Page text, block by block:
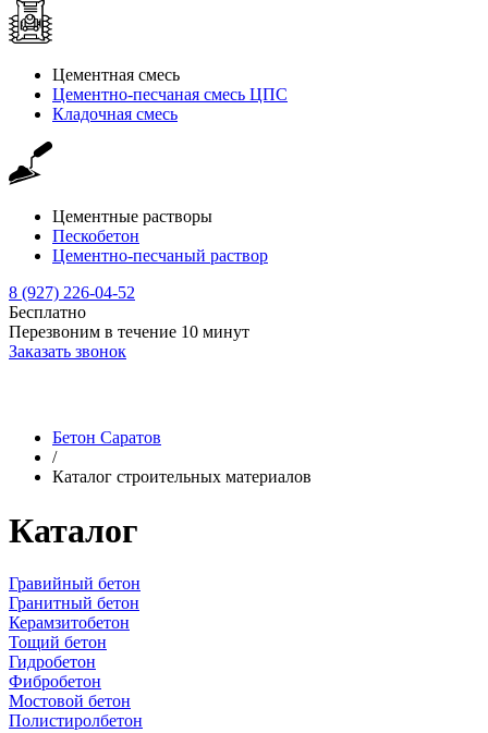
Цементная смесь
Цементно-песчаная смесь ЦПС
Кладочная смесь
Цементные растворы
Пескобетон
Цементно-песчаный раствор
8 (927) 226-04-52
Бесплатно
Перезвоним в течение 10 минут
Заказать звонок
Бетон Саратов
/
Каталог строительных материалов
Каталог
Гравийный бетон
Гранитный бетон
Керамзитобетон
Тощий бетон
Гидробетон
Фибробетон
Мостовой бетон
Полистиролбетон